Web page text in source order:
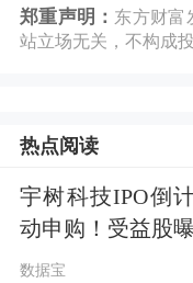
OPEC+的生
结盟的胡塞武
上载满了炸药
郑重声明： 东方财富
站立场无关，不构成
热点阅读
宇树科技IPO倒
动申购！受益股
数据宝